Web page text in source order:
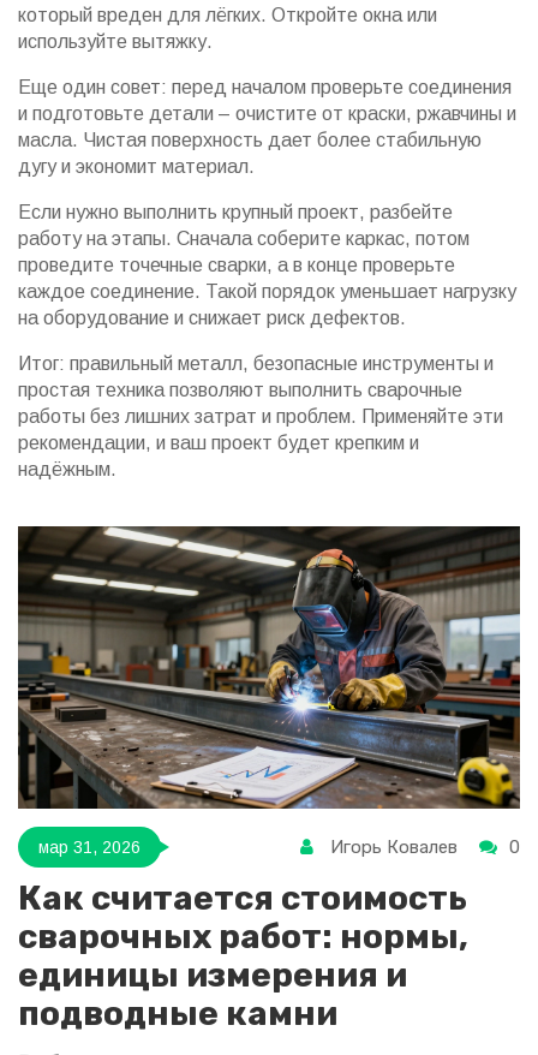
который вреден для лёгких. Откройте окна или
используйте вытяжку.
Еще один совет: перед началом проверьте соединения
и подготовьте детали – очистите от краски, ржавчины и
масла. Чистая поверхность дает более стабильную
дугу и экономит материал.
Если нужно выполнить крупный проект, разбейте
работу на этапы. Сначала соберите каркас, потом
проведите точечные сварки, а в конце проверьте
каждое соединение. Такой порядок уменьшает нагрузку
на оборудование и снижает риск дефектов.
Итог: правильный металл, безопасные инструменты и
простая техника позволяют выполнить сварочные
работы без лишних затрат и проблем. Применяйте эти
рекомендации, и ваш проект будет крепким и
надёжным.
мар 31, 2026 Игорь Ковалев 0
Как считается стоимость
сварочных работ: нормы,
единицы измерения и
подводные камни